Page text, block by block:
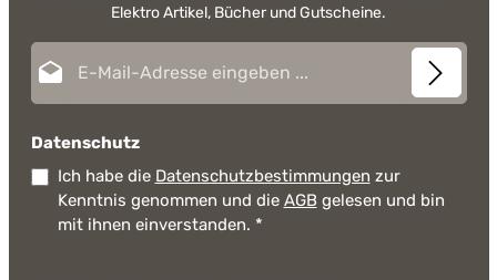
Elektro Artikel, Bücher und Gutscheine.
Datenschutz
Ich habe die Datenschutzbestimmungen zur
Kenntnis genommen und die AGB gelesen und bin
mit ihnen einverstanden. *